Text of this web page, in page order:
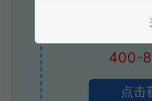
400-
点击